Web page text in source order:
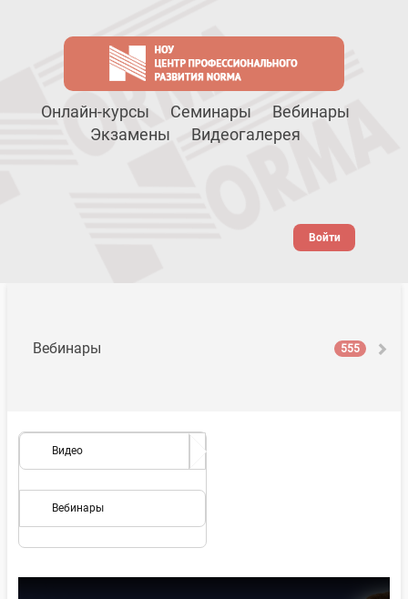
Онлайн-курсы Семинары
Вебинары
Экзамены
Видеогалерея
Войти
Вебинары 555
Видео
Вебинары